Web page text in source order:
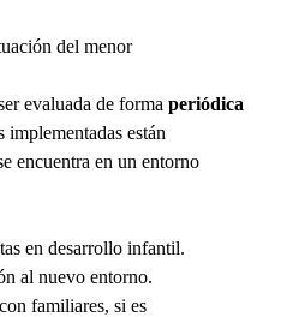
del menor
evaluada de forma periódica
implementadas están
encuentra en un entorno
en desarrollo infantil.
al nuevo entorno.
familiares, si es